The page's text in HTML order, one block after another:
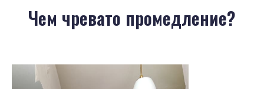
Чем чревато промедление?